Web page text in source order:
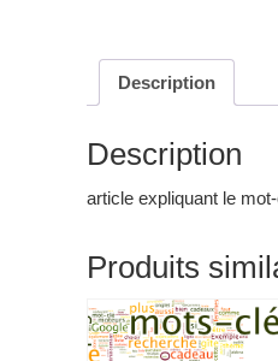
Description
Description
article expliquant le
Produits